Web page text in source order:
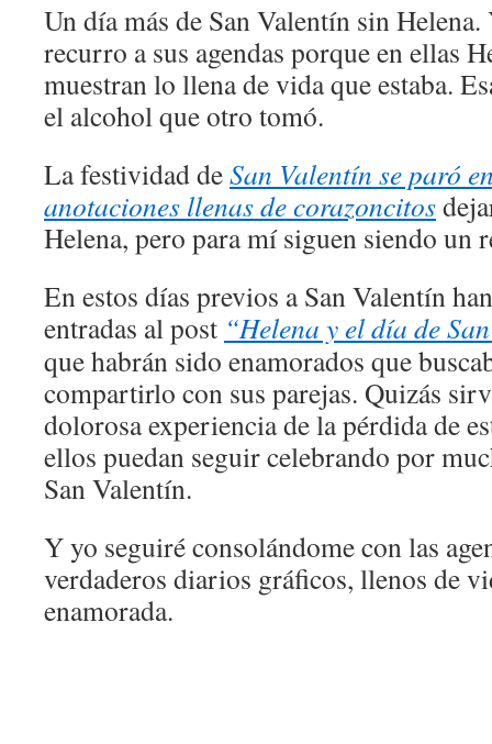
Un día más de San Valentín sin
recurro a sus agendas porque en ellas
muestran lo llena de vida que estaba.
el alcohol que otro tomó.
La festividad deSan Valentín se paró
anotaciones llenas de corazoncitos
Helena, pero para mí siguen siendo un
En estos días previos a San Valentín
entradas al post “Helena y el día de
que habrán sido enamorados que
compartirlo con sus parejas. Quizás
dolorosa experiencia de la pérdida de
ellos puedan seguir celebrando por
San Valentín.
Y yo seguiré consolándome con las
verdaderos diarios gráficos, llenos de
enamorada.